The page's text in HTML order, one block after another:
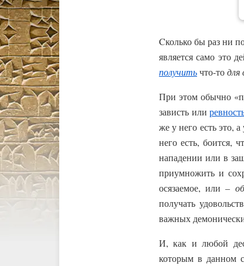
Cколько бы раз ни
является само это
получитьчто-тодля
При этом обычно
зависть или
же у него есть это,
него есть, боится,
нападении или в
приумножить и
осязаемое, или –
получать
важных
И, как и любой
которым в данном